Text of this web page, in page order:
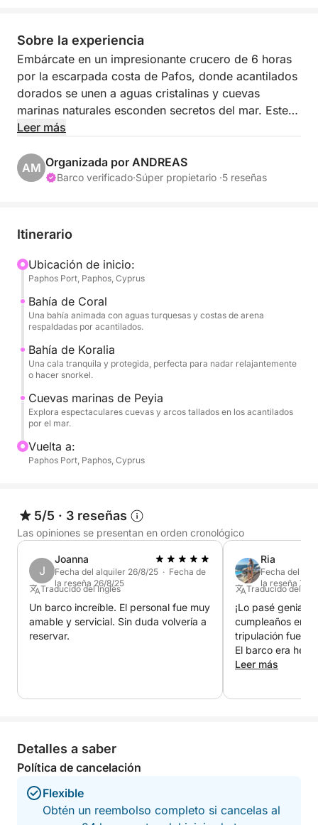
Sobre la experiencia
Embárcate en un impresionante crucero de 6 horas
por la escarpada costa de Pafos, donde acantilados
dorados se unen a aguas cristalinas y cuevas
marinas naturales esconden secretos del mar. Este
inolvidable viaje combina relajación paisajística con
descubrir Chipre más allá de la playa.
castillo medieval. El barco se desliza hacia la Bahía
aguas turquesas y espectaculares formaciones
rocosas. Poco después, llegarás a la Bahía de
Koralia, donde disfrutarás de tu primera parada para
nadar: una cala virgen y protegida, perfecta para
flotar, hacer snorkel o simplemente sumergirte en el
Mediterráneo.
acercarás a las famosas Cuevas Marinas de Peyia,
donde el viento y las olas han tallado túneles y arcos
de nuevo para un segundo baño, lo que te dará la
oportunidad de hacer snorkel junto a estas
A bordo, podrá adquirir comida y bebidas,
incluyendo especialidades locales y refrescantes
cócteles para disfrutar entre paradas. Disponemos
de asientos a la sombra y terrazas abiertas para que
pueda relajarse con comodidad, ya sea tomando el
sol o disfrutando de la brisa.
Lo que distingue a este crucero es su combinación
de tranquilos lugares para nadar, lugares
emblemáticos y maravillas naturales, todo en un
viaje de 6 horas perfectamente sincronizado.
Desde calas tranquilas hasta maravillas geológicas,
este tour ofrece una experiencia completa de la
belleza costera de Chipre. Es ideal para parejas,
familias y cualquier amante del mar.
Leer más
AM Organizada por ANDREAS
Barco verificado·Súper propietario ·5 reseñas
Itinerario
Ubicación de inicio:
Paphos Port, Paphos, Cyprus
Bahía de Coral
Una bahía animada con aguas turquesas y costas de arena
respaldadas por acantilados.
Bahía de Koralia
Una cala tranquila y protegida, perfecta para nadar relajantemente
o hacer snorkel.
Cuevas marinas de Peyia
Explora espectaculares cuevas y arcos tallados en los acantilados
por el mar.
Vuelta a:
Paphos Port, Paphos, Cyprus
5/5 · 3 reseñas
Las opiniones se presentan en orden cronológico
J
Joanna
Fecha del alquiler 26/8/25 · Fecha de
la reseña 26/8/25
Traducido del Inglés
Un barco increíble. El personal fue muy
amable y servicial. Sin duda volvería a
reservar.
Ria
Fecha del
la reseña 7/
Traducido del
¡Lo pasé genial
cumpleaños en
tripulación fue
El barco era
inteligente. La
Leer más
Detalles a saber
Política de cancelación
Flexible
Obtén un reembolso completo si cancelas al